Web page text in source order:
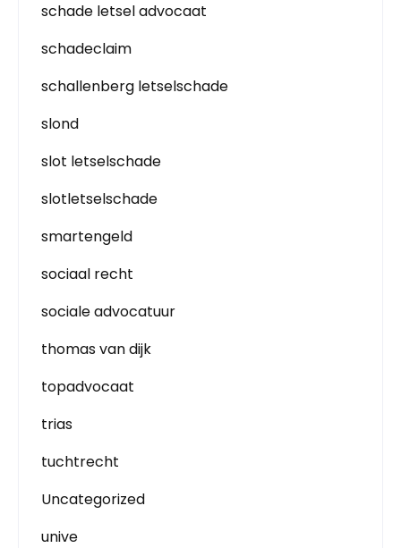
schade letsel advocaat
schadeclaim
schallenberg letselschade
slond
slot letselschade
slotletselschade
smartengeld
sociaal recht
sociale advocatuur
thomas van dijk
topadvocaat
trias
tuchtrecht
Uncategorized
unive